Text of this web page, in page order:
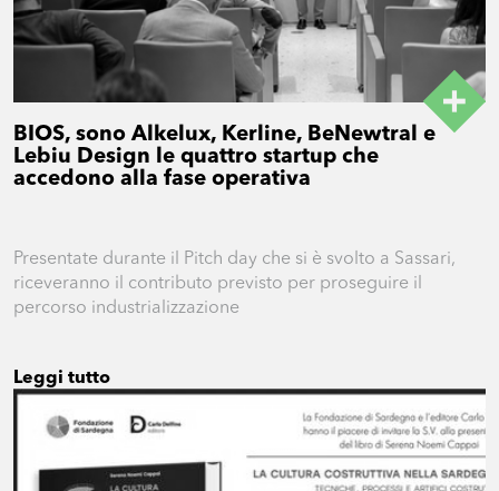
BIOS, sono Alkelux, Kerline, BeNewtral e
Lebiu Design le quattro startup che
accedono alla fase operativa
Presentate durante il Pitch day che si è svolto a Sassari,
riceveranno il contributo previsto per proseguire il
percorso industrializzazione
Leggi tutto